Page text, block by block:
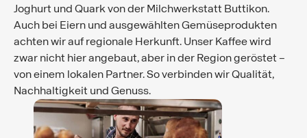
Joghurt und Quark von der Milchwerkstatt Buttikon.
Auch bei Eiern und ausgewählten Gemüseprodukten
achten wir auf regionale Herkunft. Unser Kaffee wird
zwar nicht hier angebaut, aber in der Region geröstet –
von einem lokalen Partner. So verbinden wir Qualität,
Nachhaltigkeit und Genuss.